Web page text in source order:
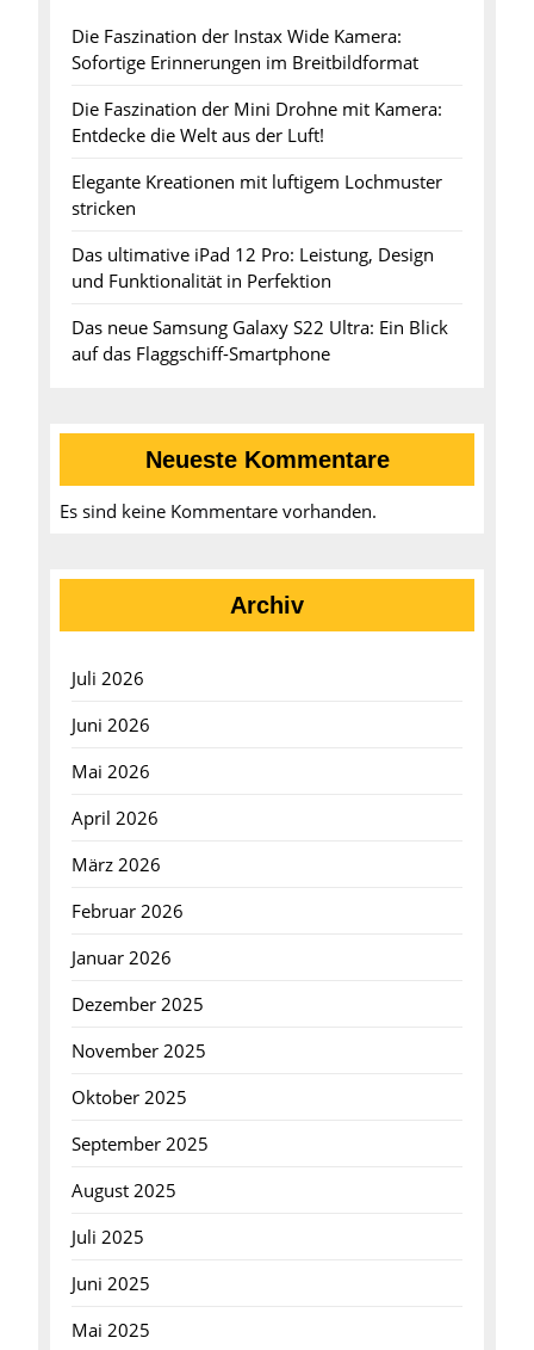
Die Faszination der Instax Wide Kamera:
Sofortige Erinnerungen im Breitbildformat
Die Faszination der Mini Drohne mit Kamera:
Entdecke die Welt aus der Luft!
Elegante Kreationen mit luftigem Lochmuster
stricken
Das ultimative iPad 12 Pro: Leistung, Design
und Funktionalität in Perfektion
Das neue Samsung Galaxy S22 Ultra: Ein Blick
auf das Flaggschiff-Smartphone
Neueste Kommentare
Es sind keine Kommentare vorhanden.
Archiv
Juli 2026
Juni 2026
Mai 2026
April 2026
März 2026
Februar 2026
Januar 2026
Dezember 2025
November 2025
Oktober 2025
September 2025
August 2025
Juli 2025
Juni 2025
Mai 2025